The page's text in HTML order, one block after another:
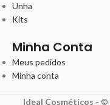
Unha
Kits
Minha Conta
Meus pedidos
Minha conta
Ideal Cosméticos - ©